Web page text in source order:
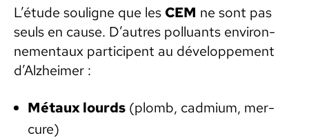
L’étude souligne que les CEM ne sont pas
seuls en cause. D’autres pol­lu­ants envi­ron­
nemen­taux par­ticipent au développe­ment
d’Alzheimer :
Métaux lourds (plomb, cad­mi­um, mer­
cure)